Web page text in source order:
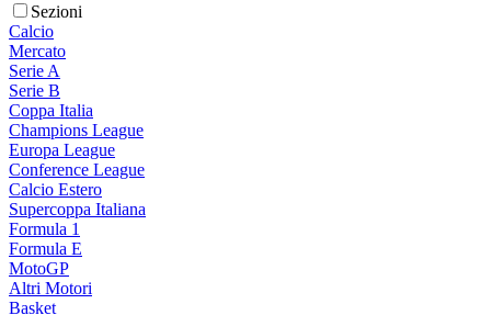
Sezioni
Calcio
Mercato
Serie A
Serie B
Coppa Italia
Champions League
Europa League
Conference League
Calcio Estero
Supercoppa Italiana
Formula 1
Formula E
MotoGP
Altri Motori
Basket